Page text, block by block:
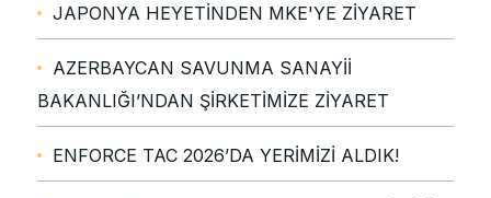
JAPONYA HEYETİNDEN MKE'YE ZİYARET
AZERBAYCAN SAVUNMA SANAYİİ
BAKANLIĞI’NDAN ŞİRKETİMİZE ZİYARET
ENFORCE TAC 2026’DA YERİMİZİ ALDIK!